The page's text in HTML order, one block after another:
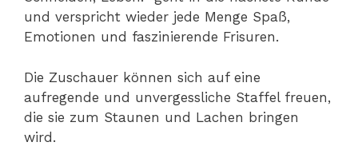
und verspricht wieder jede Menge Spaß,
Emotionen und faszinierende Frisuren.
Die Zuschauer können sich auf eine
aufregende und unvergessliche Staffel freuen,
die sie zum Staunen und Lachen bringen
wird.